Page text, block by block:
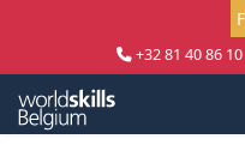
+32 81 40 86 10